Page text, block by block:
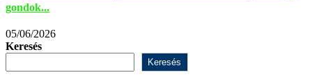
gondok...
05/06/2026
Keresés
Keresés